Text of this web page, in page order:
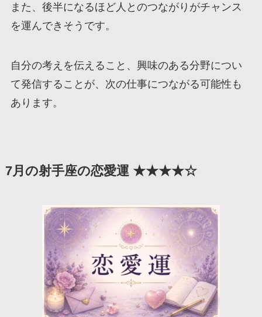
また、後半になるほど人とのつながりがチャンス
を運んできそうです。
自分の考えを伝えること、興味のある分野につい
て発信することが、次の仕事につながる可能性も
あります。
7月の射手座の恋愛運 ★★★★☆